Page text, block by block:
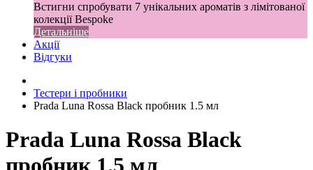
Встигни спробувати 7 унікальних ароматів з лімітованої
колекції Bespoke
Детальніше
Акції
Відгуки
Тестери і пробники
Prada Luna Rossa Black пробник 1.5 мл
Prada Luna Rossa Black